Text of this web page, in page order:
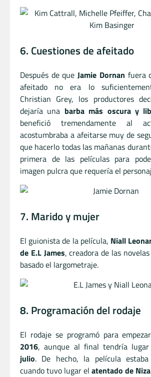
6. Cuestiones de afeitado
Después de queJamie Dornan fuera
afeitado no era lo
Christian Grey, los productores
dejaría una barba más oscura y
benefició tremendamente al
acostumbraba a afeitarse muy de
que hacerlo todas las mañanas
primera de las películas para
imagen pulcra que requería el
7. Marido y mujer
El guionista de la película, Niall
de E.L James, creadora de las
basado el largometraje.
8. Programación del rodaje
El rodaje se programó para
2016, aunque al final tendría lugar
julio. De hecho, la película estaba
cuando tuvo lugar el atentado de Niza